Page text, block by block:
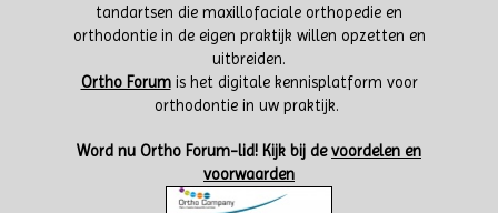
tandartsen die maxillofaciale orthopedie en
orthodontie in de eigen praktijk willen opzetten en
uitbreiden.
Ortho Forumis het digitale kennisplatform voor
orthodontie in uw praktijk.
Word nu Ortho Forum-lid! Kijk bij devoordelen en
voorwaarden